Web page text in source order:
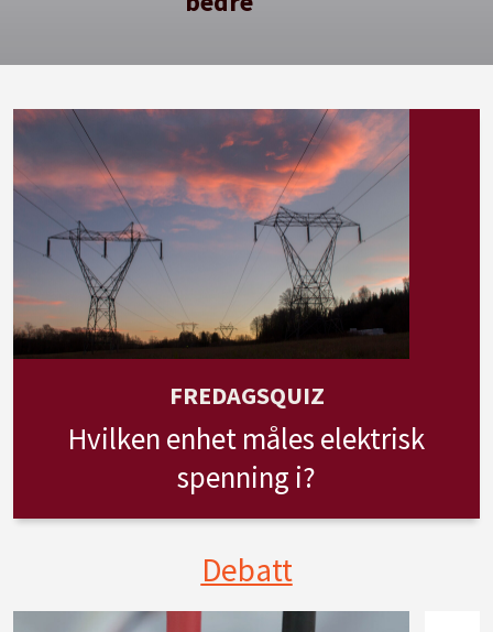
FREDAGSQUIZ
Hvilken enhet måles elektrisk
spenning i?
Debatt